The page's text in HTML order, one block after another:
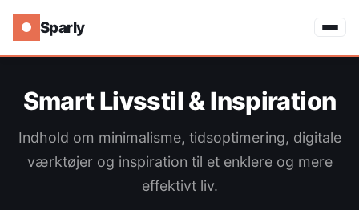
Sparly
Smart Livsstil & Inspiration
Indhold om minimalisme, tidsoptimering, digitale
værktøjer og inspiration til et enklere og mere
effektivt liv.